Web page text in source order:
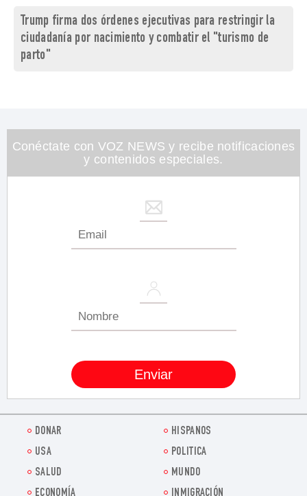
Trump firma dos órdenes ejecutivas para restringir la
ciudadanía por nacimiento y combatir el "turismo de
parto"
Conéctate con VOZ NEWS y recibe notificaciones
y contenidos especiales.
DONAR
HISPANOS
USA
POLITICA
SALUD
MUNDO